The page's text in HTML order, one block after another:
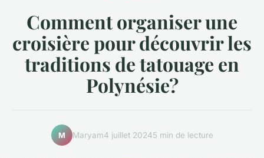
Comment organiser une
croisière pour découvrir les
traditions de tatouage en
Polynésie?
M Maryam4 juillet 20245 min de lecture